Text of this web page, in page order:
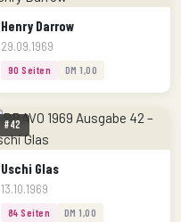
Henry Darrow
29.09.1969
90 Seiten DM 1,00
#42
Uschi Glas
13.10.1969
84 Seiten DM 1,00